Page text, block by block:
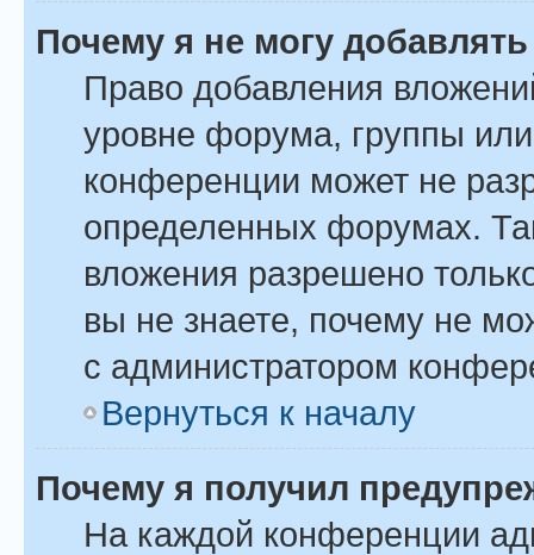
Почему я не могу
Право добавления
уровне форума, группы
конференции может не
определенных форумах.
вложения разрешено
вы не знаете, почему не
с администратором
Вернуться к началу
Почему я получил
На каждой конференции